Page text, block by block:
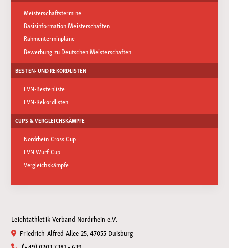
Meisterschaftstermine
Basisinformation Meisterschaften
Rahmenterminpläne
Bewerbung zu Deutschen Meisterschaften
BESTEN- UND REKORDLISTEN
LVN-Bestenliste
LVN-Rekordlisten
CUPS & VERGLEICHSKÄMPFE
Nordrhein Cross Cup
LVN Wurf Cup
Vergleichskämpfe
Leichtathletik-Verband Nordrhein e.V.
Friedrich-Alfred-Allee 25, 47055 Duisburg